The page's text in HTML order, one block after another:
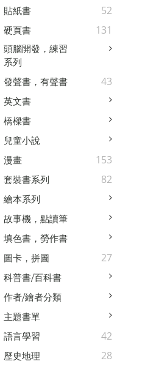
貼紙書
52
硬頁書 131
頭腦開發，練習
系列
發聲書，有聲書
43
英文書
橋樑書
兒童小說
漫畫
153
套裝書系列 82
繪本系列
故事機，點讀筆
填色書，勞作書
圖卡，拼圖
27
科普書/百科書
作者/繪者分類
主題書單
語言學習
42
歷史地理 28